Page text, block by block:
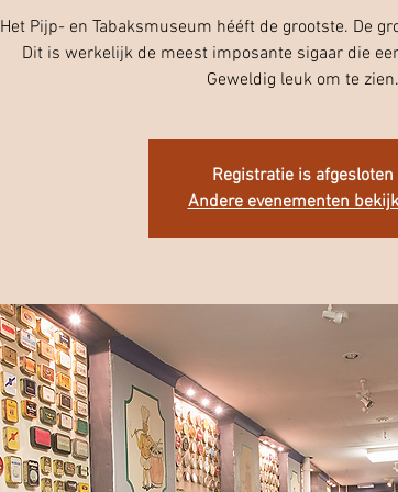
Het Pijp- en Tabaksmuseum hééft de grootste. De
Dit is werkelijk de meest imposante sigaar die
Geweldig leuk om te zien.
Registratie is afgesloten
Andere evenementen